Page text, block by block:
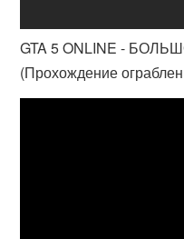
GTA 5 ONLINE -
(Прохождение